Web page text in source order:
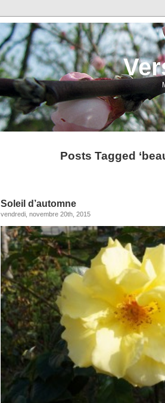
Posts Tagged
Soleil d’automne
vendredi, novembre 20th, 2015